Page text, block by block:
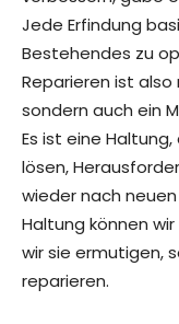
Jede Erfindung
Bestehendes zu
Reparieren ist
sondern auch ein
Es ist eine
lösen,
wieder nach
Haltung können
wir sie ermutigen,
reparieren.